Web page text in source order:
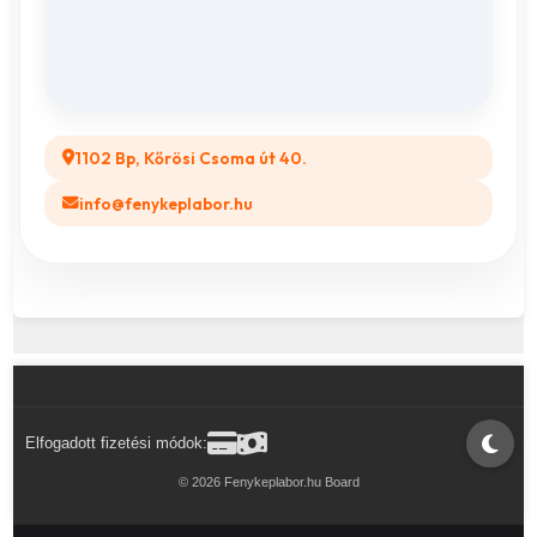
1102 Bp, Kőrösi Csoma út 40.
info@fenykeplabor.hu
Elfogadott fizetési módok:
© 2026 Fenykeplabor.hu Board